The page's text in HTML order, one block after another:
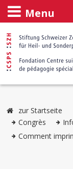
Menu
zur Startseite
Congrès
Comment